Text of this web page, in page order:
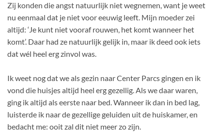
Zij konden die angst natuurlijk niet wegnemen, want je weet
nu eenmaal dat je niet voor eeuwig leeft. Mijn moeder zei
altijd: ‘Je kunt niet vooraf rouwen, het komt wanneer het
komt’. Daar had ze natuurlijk gelijk in, maar ik deed ook iets
dat wél heel erg zinvol was.
Ik weet nog dat we als gezin naar Center Parcs gingen en ik
vond die huisjes altijd heel erg gezellig. Als we daar waren,
ging ik altijd als eerste naar bed. Wanneer ik dan in bed lag,
luisterde ik naar de gezellige geluiden uit de huiskamer, en
bedacht me: ooit zal dit niet meer zo zijn.